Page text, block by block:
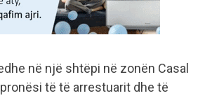
në një shtëpi në zonën Casal
të të arrestuarit dhe të